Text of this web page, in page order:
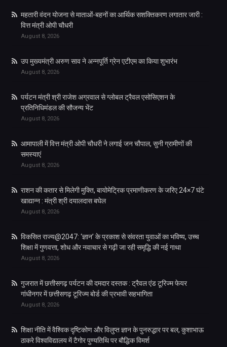
महतारी वंदन योजना से माताओं-बहनों का आर्थिक सशक्तिकरण लगातार जारी :
वित्त मंत्री ओपी चौधरी
August 8, 2026
उप मुख्यमंत्री अरुण साव ने अन्नपूर्ति ग्रेन एटीएम का किया शुभारंभ
August 8, 2026
पर्यटन मंत्री श्री राजेश अग्रवाल से ग्लोबल ट्रैवल एसोसिएशन के
प्रतिनिधिमंडल की सौजन्य भेंट
August 8, 2026
आमापाली में वित्त मंत्री ओपी चौधरी ने लगाई जन चौपाल, सुनी ग्रामीणों की
समस्याएं
August 8, 2026
राशन की कतार से मिलेगी मुक्ति, बायोमेट्रिक प्रमाणीकरण के जरिए 24×7 घंटे
खाद्यान्न : मंत्री श्री दयालदास बघेल
August 8, 2026
विकसित राज्य@2047: ‘ज्ञान’ के प्रकाश से संवरता युवाओं का भविष्य, उच्च
शिक्षा में गुणवत्ता, शोध और नवाचार से गढ़ी जा रही समृद्धि की नई गाथा
August 8, 2026
गुजरात में छत्तीसगढ़ पर्यटन की दमदार दस्तक : ट्रैवल एंड टूरिज्म फेयर
गांधीनगर में छत्तीसगढ़ टूरिज्म बोर्ड की प्रभावी सहभागिता
August 8, 2026
शिक्षा नीति में वैश्विक दृष्टिकोण और विलुप्त ज्ञान के पुनरुद्धार पर बल, कुशाभाऊ
ठाकरे विश्वविद्यालय में टैगोर पुण्यतिथि पर बौद्धिक विमर्श